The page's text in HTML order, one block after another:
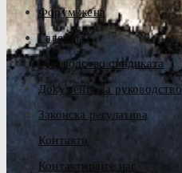
Форум жена
Галерија
Руководство синдиката
Документа за руководство
Законска регулатива
Контакти
Контактирајте нас